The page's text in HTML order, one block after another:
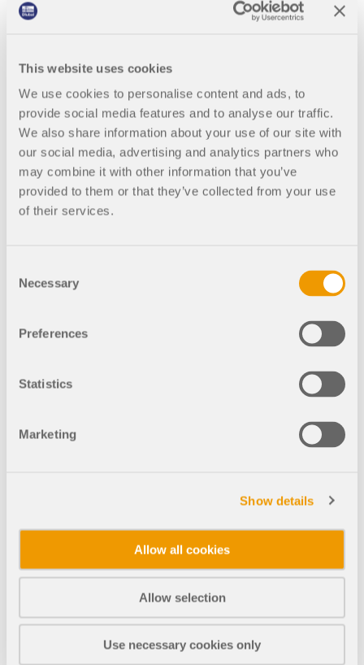
This website uses cookies
We use cookies to personalise content and ads, to
provide social media features and to analyse our traffic.
We also share information about your use of our site with
our social media, advertising and analytics partners who
may combine it with other information that you’ve
provided to them or that they’ve collected from your use
of their services.
Selection
Necessary
Preferences
Statistics
Marketing
Show details
Allow all cookies
Allow selection
Use necessary cookies only
382x 0x
旋转面
678x
验算示例 0023 | 2
验算示例 0023 | 3